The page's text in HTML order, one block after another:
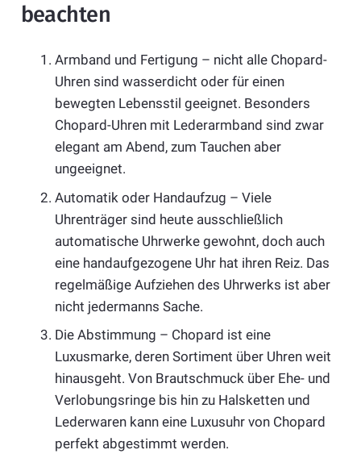
beachten
Armband und Fertigung – nicht alle Chopard-
Uhren sind wasserdicht oder für einen
bewegten Lebensstil geeignet. Besonders
Chopard-Uhren mit Lederarmband sind zwar
elegant am Abend, zum Tauchen aber
ungeeignet.
Automatik oder Handaufzug – Viele
Uhrenträger sind heute ausschließlich
automatische Uhrwerke gewohnt, doch auch
eine handaufgezogene Uhr hat ihren Reiz. Das
regelmäßige Aufziehen des Uhrwerks ist aber
nicht jedermanns Sache.
Die Abstimmung – Chopard ist eine
Luxusmarke, deren Sortiment über Uhren weit
hinausgeht. Von Brautschmuck über Ehe- und
Verlobungsringe bis hin zu Halsketten und
Lederwaren kann eine Luxusuhr von Chopard
perfekt abgestimmt werden.